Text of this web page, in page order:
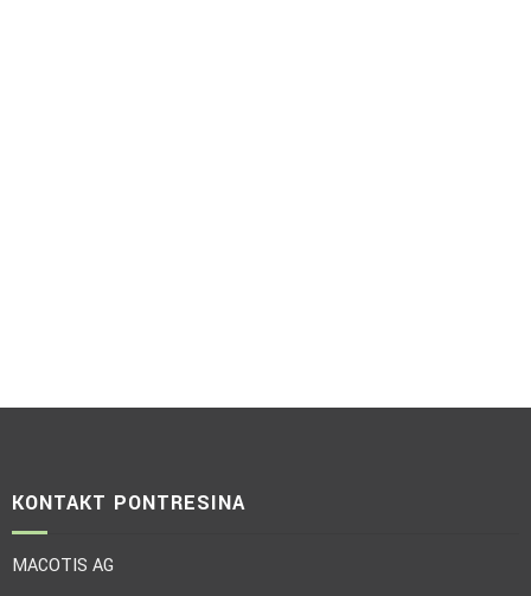
KONTAKT PONTRESINA
MACOTIS AG